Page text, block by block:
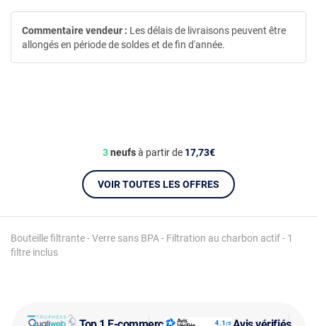
Bouteille filtrante - Verre sans BPA - Filtration au charbon actif - 1
filtre inclus
3neufsà partir de 17,73€
VOIR TOUTES LES OFFRES
Commentaire vendeur : Les délais de livraisons peuvent être
allongés en période de soldes et de fin d'année.